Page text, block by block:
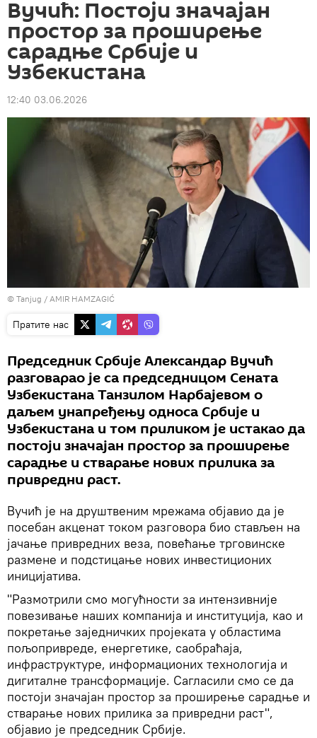
Вучић: Постоји значајан
простор за проширење
сарадње Србије и
Узбекистана
12:40 03.06.2026
© Tanjug / AMIR HAMZAGIĆ
Пратите нас
Председник Србије Александар Вучић
разговарао је са председницом Сената
Узбекистана Танзилом Нарбајевом о
даљем унапређењу односа Србије и
Узбекистана и том приликом је истакао да
постоји значајан простор за проширење
сарадње и стварање нових прилика за
привредни раст.
Вучић је на друштвеним мрежама објавио да је
посебан акценат током разговора био стављен на
јачање привредних веза, повећање трговинске
размене и подстицање нових инвестиционих
иницијатива.
"Размотрили смо могућности за интензивније
повезивање наших компанија и институција, као и
покретање заједничких пројеката у областима
пољопривреде, енергетике, саобраћаја,
инфраструктуре, информационих технологија и
дигиталне трансформације. Сагласили смо се да
постоји значајан простор за проширење сарадње и
стварање нових прилика за привредни раст",
објавио је председник Србије.